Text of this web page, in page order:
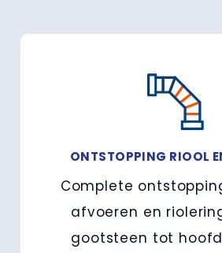
ONTSTOPPING RIOOL
Complete
afvoeren en
gootsteen tot